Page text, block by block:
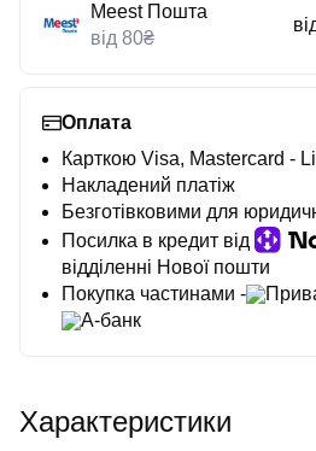
Meest Пошта
від 80₴
Оплата
Карткою Visa, Mastercard -
Накладений платіж
Безготівковими для
Посилка в кредит від
відділенні Нової пошти
Покупка частинами -
А-банк
Характеристики